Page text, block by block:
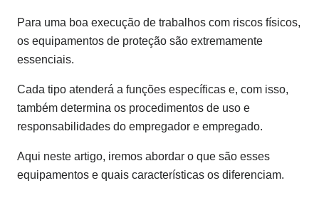
Para uma boa execução de trabalhos com riscos físicos,
os equipamentos de proteção são extremamente
essenciais.
Cada tipo atenderá a funções específicas e, com isso,
também determina os procedimentos de uso e
responsabilidades do empregador e empregado.
Aqui neste artigo, iremos abordar o que são esses
equipamentos e quais características os diferenciam.